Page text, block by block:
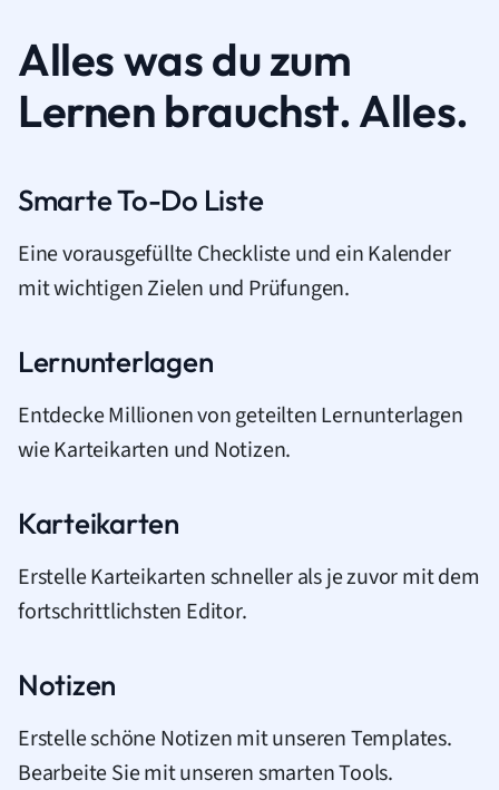
Alles was du zum
Lernen brauchst. Alles.
Smarte To-Do Liste
Eine vorausgefüllte Checkliste und ein Kalender
mit wichtigen Zielen und Prüfungen.
Lernunterlagen
Entdecke Millionen von geteilten Lernunterlagen
wie Karteikarten und Notizen.
Karteikarten
Erstelle Karteikarten schneller als je zuvor mit dem
fortschrittlichsten Editor.
Notizen
Erstelle schöne Notizen mit unseren Templates.
Bearbeite Sie mit unseren smarten Tools.